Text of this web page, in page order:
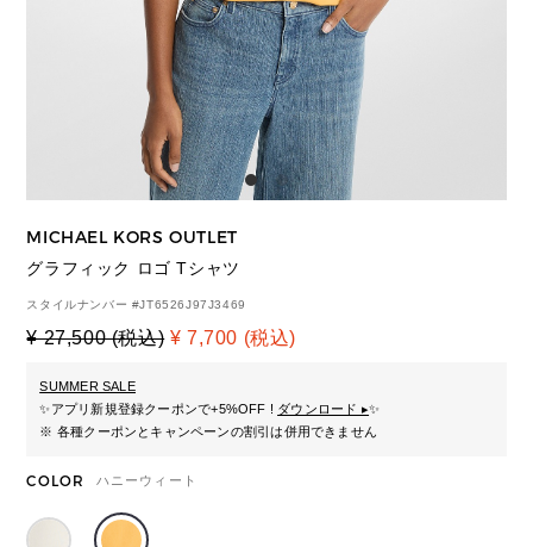
MICHAEL KORS OUTLET
グラフィック ロゴ Tシャツ
スタイルナンバー #JT6526J97J3469
¥ 27,500 (税込) ¥ 7,700 (税込)
SUMMER SALE
✨アプリ新規登録クーポンで+5%OFF ! ダウンロード ▸✨
※ 各種クーポンとキャンペーンの割引は併用できません
COLOR ハニーウィート